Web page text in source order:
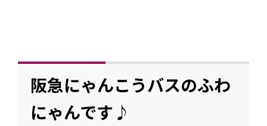
阪急にゃんこうバスのふわ
にゃんです♪